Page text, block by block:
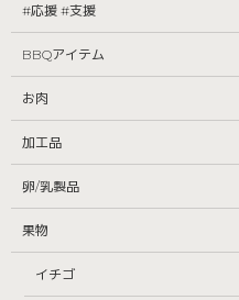
#応援 #支援
BBQアイテム
お肉
加工品
卵/乳製品
果物
イチゴ